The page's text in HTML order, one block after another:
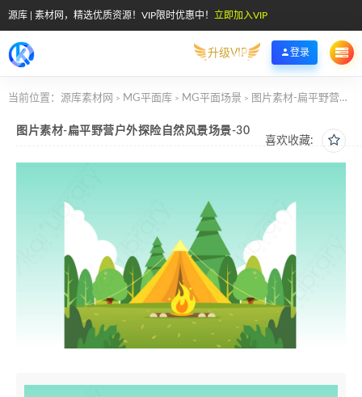
源库 | 素材网，精选优质资源！VIP限时优惠中！ 立即加入VIP
升级VIP 登录
当前位置： 源库素材网 > MG平面库 > MG平面场景 > 图片素材-扁平野营户外探险自然风景场景-30
喜欢收藏:
图片素材-扁平野营户外探险自然风景场景-30